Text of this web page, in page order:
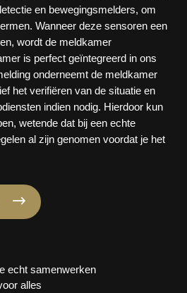
en bewegingsmelders, om
Wanneer deze sensoren een
wordt de meldkamer
is perfect geïntegreerd in ons
onderneemt de meldkamer
het verifiëren van de situatie en
indien nodig. Hierdoor kun
wetende dat bij een echte
al zijn genomen voordat je het
echt samenwerken
alles